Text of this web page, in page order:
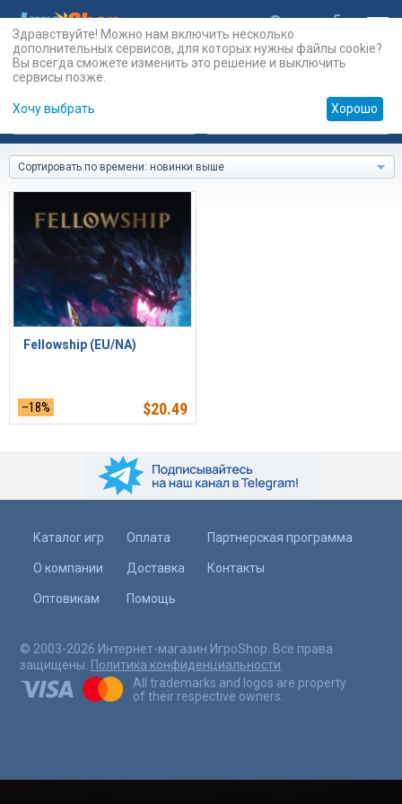
Карты Prepaid
Сортировать по времени: новинки выше
Fellowship (EU/NA)
–18% $20.49
Каталог игр
О компании
Оптовикам
Оплата
Доставка
Помощь
Партнерская программа
Контакты
© 2003-2026 Интернет-магазин ИгроShop. Все права
защищены. Политика конфиденциальности
All trademarks and logos are property
of their respective owners.
Здравствуйте! Можно нам включить несколько
дополнительных сервисов, для которых нужны файлы cookie?
Вы всегда сможете изменить это решение и выключить
сервисы позже.
Хочу выбрать Хорошо